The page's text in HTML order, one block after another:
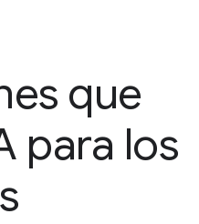
que
para los